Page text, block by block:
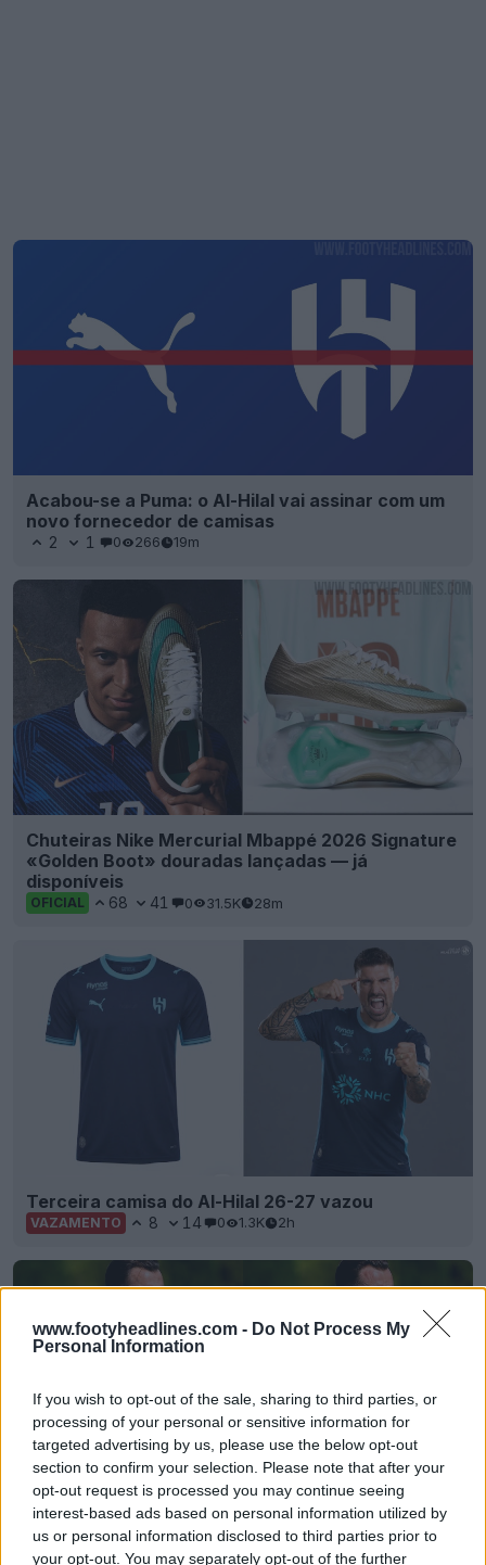
www.footyheadlines.com - Do Not Process My
Personal Information
If you wish to opt-out of the sale, sharing to third parties, or
processing of your personal or sensitive information for
targeted advertising by us, please use the below opt-out
section to confirm your selection. Please note that after your
opt-out request is processed you may continue seeing
interest-based ads based on personal information utilized by
us or personal information disclosed to third parties prior to
your opt-out. You may separately opt-out of the further
Acabou-se a Puma: o Al-Hilal vai assinar com um
novo fornecedor de camisas
2 1 0 266 19m
Chuteiras Nike Mercurial Mbappé 2026 Signature
«Golden Boot» douradas lançadas — já
disponíveis
OFICIAL 68 41 0 31.5K 28m
Terceira camisa do Al-Hilal 26-27 vazou
VAZAMENTO 8 14 0 1.3K 2h
Vazou: a Adidas vai lançar a coleção de
reedições do Newcastle de 1996-97 em 2027